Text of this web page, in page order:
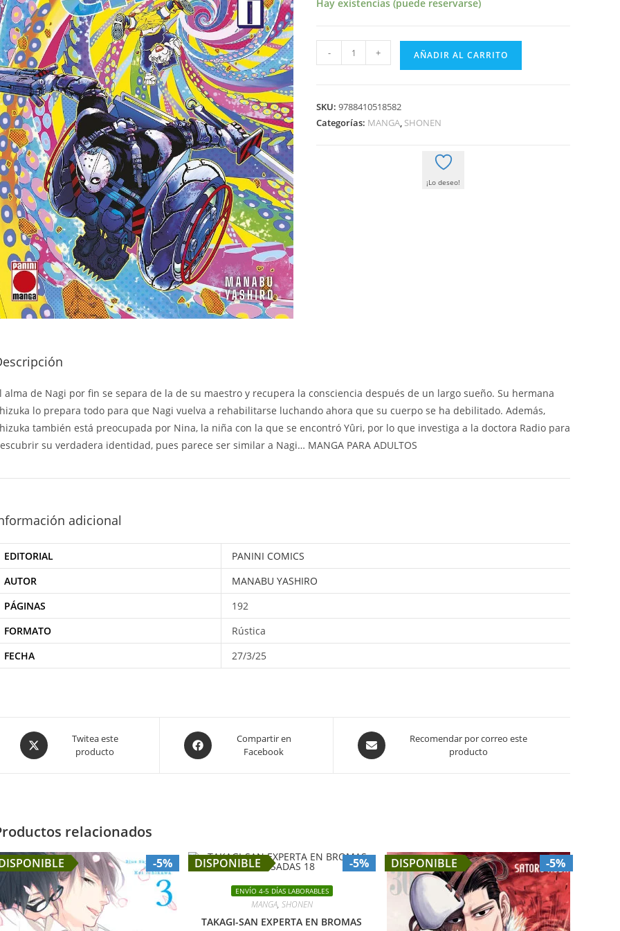
Hay existencias (puede reservarse)
CHAIR
- + AÑADIR AL CARRITO
SKU:9788410518582
Categorías: MANGA, SHONEN
¡Lo deseo!
alma de Nagi por fin se separa de la de su maestro y recupera la consciencia después de un largo sueño. Su hermana
lo prepara todo para que Nagi vuelva a rehabilitarse luchando ahora que su cuerpo se ha debilitado. Además,
también está preocupada por Nina, la niña con la que se encontró Yûri, por lo que investiga a la doctora Radio para
su verdadera identidad, pues parece ser similar a Nagi… MANGA PARA ADULTOS
adicional
EDITORIAL
PANINI COMICS
AUTOR
MANABU YASHIRO
PÁGINAS
192
FORMATO
Rústica
FECHA
27/3/25
Opens
in
Twitea este
producto
Opens
in
Compartir en
Facebook
Opens
in
Recomendar por correo este
producto
relacionados
-5% DISPONIBLE -5%
ENVÍO 4-5 DÍAS LABORABLES
MANGA, SHONEN
TAKAGI-SAN EXPERTA EN BROMAS
DISPONIBLE -5%